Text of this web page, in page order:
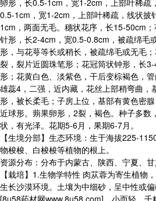
卵形，长0.5-1cm，宽1-2cm，上部叶稀疏
0.5-1cm，宽1-2cm，上部叶稀疏，线状披
1cm，两面无毛。穗状花序，长15-50cm
针形，长2-4cm，宽0.5-0.8cm，被疏绵毛
形，与花萼等长或稍长，被疏绵毛或无毛
裂，裂片近圆珠笔形；花冠筒状钟形，长
形；花黄白色、淡紫色，干后变棕褐色，
雄蕊4，二强，近内藏，花丝上部稍弯曲，
形，被长柔毛；子房上位，基部有黄色密
近球形。蒴果卵形，2裂，褐色。种子多数
状，有光泽。花期5-6月，果期6-7月。
【生境分部】生态环境：生于海拔225-
物梭梭、白梭梭等植物的根上。
资源分布：分布于内蒙古、陕西、宁夏、甘
【栽培】1.生物学特性 肉苁蓉为寄生植物
生长沙漠环境。土壤为中细砂，呈中性或
[8u58药材网www.8u58.com] ，小而轻，